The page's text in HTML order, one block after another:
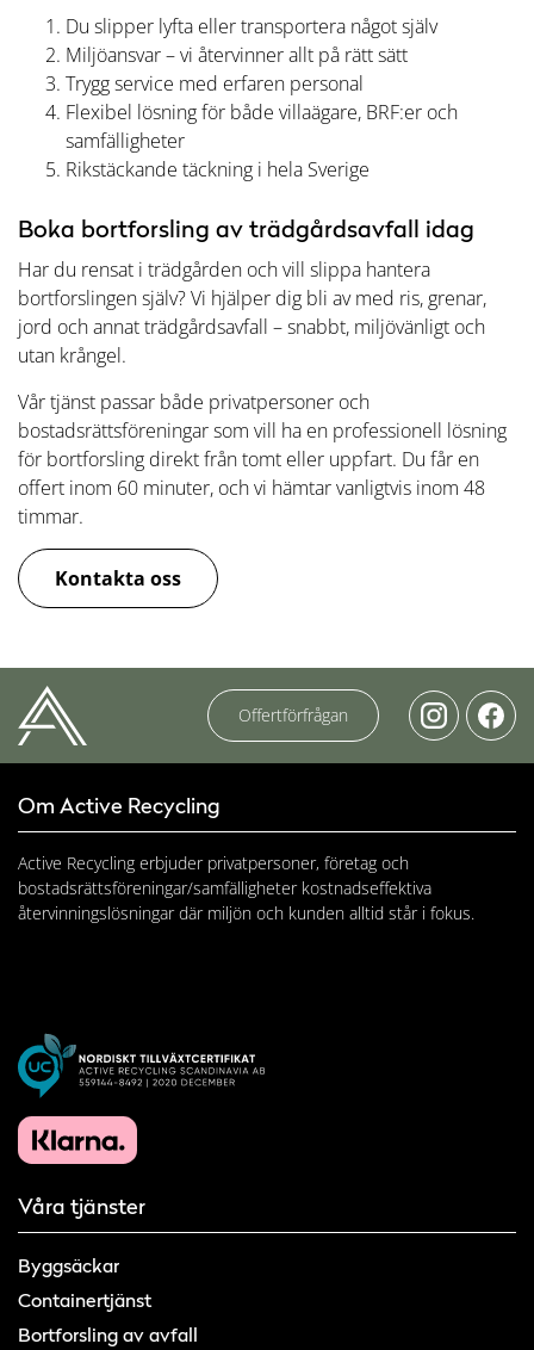
Du slipper lyfta eller transportera något själv
Miljöansvar – vi återvinner allt på rätt sätt
Trygg service med erfaren personal
Flexibel lösning för både villaägare, BRF:er och
samfälligheter
Rikstäckande täckning i hela Sverige
Boka bortforsling av trädgårdsavfall idag
Har du rensat i trädgården och vill slippa hantera
bortforslingen själv? Vi hjälper dig bli av med ris, grenar,
jord och annat trädgårdsavfall – snabbt, miljövänligt och
utan krångel.
Vår tjänst passar både privatpersoner och
bostadsrättsföreningar som vill ha en professionell lösning
för bortforsling direkt från tomt eller uppfart. Du får en
offert inom 60 minuter, och vi hämtar vanligtvis inom 48
timmar.
Kontakta oss
Offertförfrågan
Om Active Recycling
Active Recycling erbjuder privatpersoner, företag och
bostadsrättsföreningar/samfälligheter kostnadseffektiva
återvinningslösningar där miljön och kunden alltid står i fokus.
Våra tjänster
Byggsäckar
Containertjänst
Bortforsling av avfall